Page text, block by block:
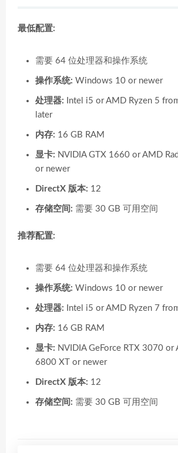
最低配置:
需要 64 位处理器和操作系统
操作系统: Windows 10 or newer
处理器: Intel i5 or AMD Ryzen 5
later
内存: 16 GB RAM
显卡: NVIDIA GTX 1660 or AMD
or newer
DirectX 版本: 12
存储空间: 需要 30 GB 可用空间
推荐配置:
需要 64 位处理器和操作系统
操作系统: Windows 10 or newer
处理器: Intel i5 or AMD Ryzen 7
内存: 16 GB RAM
显卡: NVIDIA GeForce RTX 3070 or
6800 XT or newer
DirectX 版本: 12
存储空间: 需要 30 GB 可用空间